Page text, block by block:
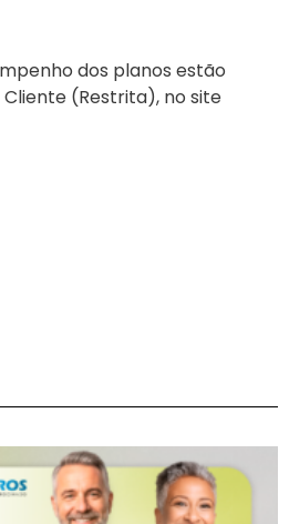
dos planos estão
(Restrita), no site